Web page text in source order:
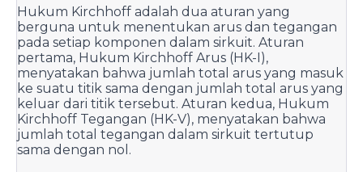
Hukum Kirchhoff adalah dua aturan yang
berguna untuk menentukan arus dan tegangan
pada setiap komponen dalam sirkuit. Aturan
pertama, Hukum Kirchhoff Arus (HK-I),
menyatakan bahwa jumlah total arus yang masuk
ke suatu titik sama dengan jumlah total arus yang
keluar dari titik tersebut. Aturan kedua, Hukum
Kirchhoff Tegangan (HK-V), menyatakan bahwa
jumlah total tegangan dalam sirkuit tertutup
sama dengan nol.